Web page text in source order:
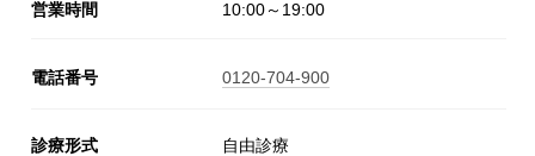
営業時間 10:00～19:00
電話番号 0120-704-900
診療形式 自由診療